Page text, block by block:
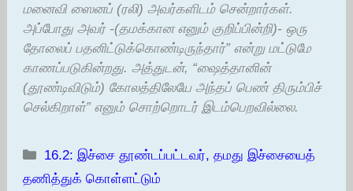
மனைவி ஸைனப் (ரலி) அவர்களிடம் சென்றார்கள்.
அப்போது அவர் -(தமக்கான எனும் குறிப்பின்றி)- ஒரு
தோலைப் பதனிட்டுக்கொண்டிருந்தார்” என்று மட்டுமே
காணப்படுகின்றது. அத்துடன், “ஷைத்தானின்
(தூண்டிவிடும்) கோலத்திலேயே அந்தப் பெண் திரும்பிச்
செல்கிறாள்” எனும் சொற்றொடர் இடம்பெறவில்லை.
Categories
16.2: இச்சை தூண்டப்பட்டவர், தமது இச்சையைத்
தணித்துக் கொள்ளட்டும்